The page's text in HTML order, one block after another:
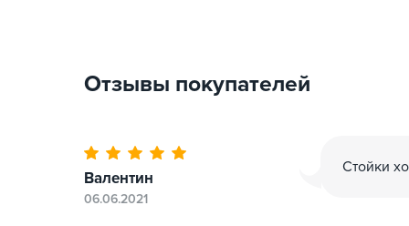
Отзывы покупателей
Валентин
06.06.2021
Стойки